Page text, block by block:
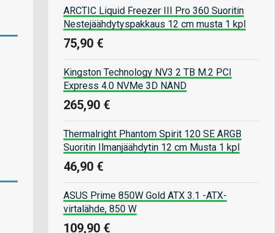
ARCTIC Liquid Freezer III Pro 360 Suoritin
Nestejäähdytyspakkaus 12 cm musta 1 kpl
75,90 €
Kingston Technology NV3 2 TB M.2 PCI
Express 4.0 NVMe 3D NAND
265,90 €
Thermalright Phantom Spirit 120 SE ARGB
Suoritin Ilmanjäähdytin 12 cm Musta 1 kpl
46,90 €
ASUS Prime 850W Gold ATX 3.1 -ATX-
virtalähde, 850 W
109,90 €